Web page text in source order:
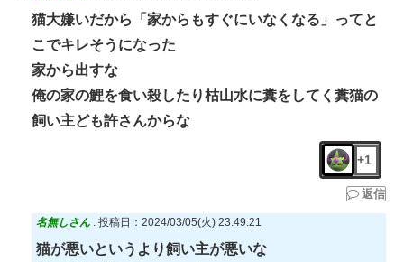
猫大嫌いだから「家からもすぐにいなくなる」ってと
こでキレそうになった
家から出すな
俺の家の鯉を食い殺したり枯山水に糞をしてく糞猫の
飼い主ども許さんからな
+1
返信
名無しさん : 投稿日：2024/03/05(火) 23:49:21
猫が悪いというより飼い主が悪いな